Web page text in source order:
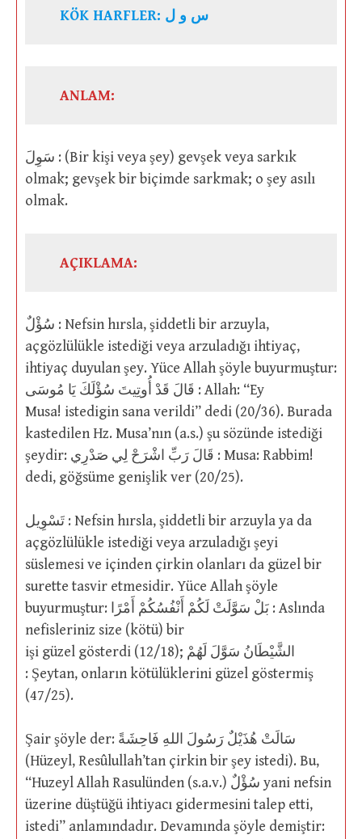
KÖK HARFLER: س و ل
ANLAM:
سَوِلَ : (Bir kişi veya şey) gevşek veya sarkık
olmak; gevşek bir biçimde sarkmak; o şey asılı
olmak.
AÇIKLAMA:
سُؤْلٌ : Nefsin hırsla, şiddetli bir arzuyla,
açgözlülükle istediği veya arzuladığı ihtiyaç,
ihtiyaç duyulan şey. Yüce Allah şöyle buyurmuştur:
قَالَ قَدْ أُوتِيتَ سُؤْلَكَ يَا مُوسَى : Allah: “Ey
Musa! istedigin sana verildi” dedi (20/36). Burada
kastedilen Hz. Musa’nın (a.s.) şu sözünde istediği
şeydir: قَالَ رَبِّ اشْرَحْ لِي صَدْرِي : Musa: Rabbim!
dedi, göğsüme genişlik ver (20/25).
تَسْوِيل : Nefsin hırsla, şiddetli bir arzuyla ya da
açgözlülükle istediği veya arzuladığı şeyi
süslemesi ve içinden çirkin olanları da güzel bir
surette tasvir etmesidir. Yüce Allah şöyle
buyurmuştur: بَلْ سَوَّلَتْ لَكُمْ أَنْفُسُكُمْ أَمْرًا : Aslında
nefisleriniz size (kötü) bir
işi güzel gösterdi (12/18); الشَّيْطَانُ سَوَّلَ لَهُمْ
: Şeytan, onların kötülüklerini güzel göstermiş
(47/25).
Şair şöyle der: سَالَتْ هُذَيْلٌ رَسُولَ اللهِ فَاحِشَةً
(Hüzeyl, Resûlullah’tan çirkin bir şey istedi). Bu,
“Huzeyl Allah Rasulünden (s.a.v.) سُؤْلٌ yani nefsin
üzerine düştüğü ihtiyacı gidermesini talep etti,
istedi” anlamındadır. Devamında şöyle demiştir: